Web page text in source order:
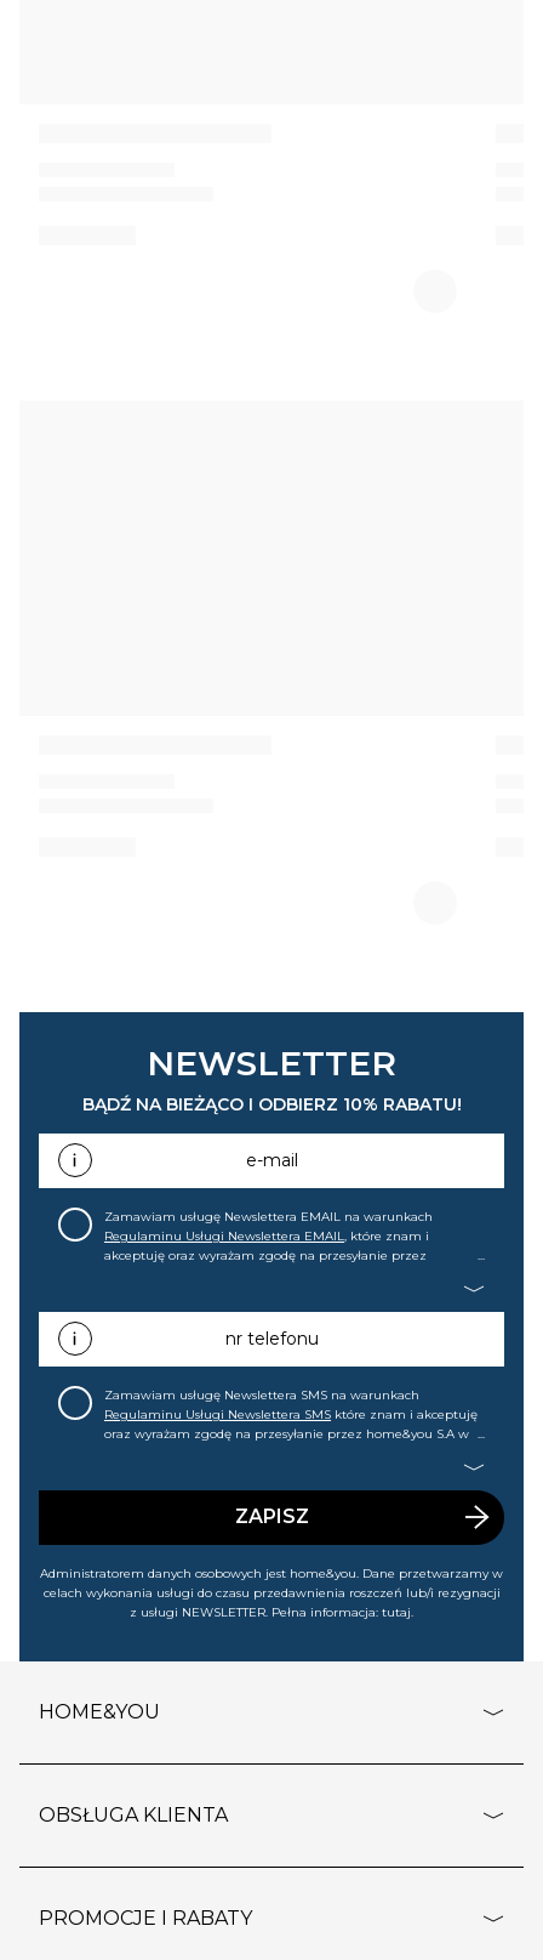
NEWSLETTER
BĄDŹ NA BIEŻĄCO I ODBIERZ 10% RABATU!
e-mail
Zamawiam usługę Newslettera EMAIL na warunkach
Regulaminu Usługi Newslettera EMAIL, które znam i
akceptuję oraz wyrażam zgodę na przesyłanie przez
promocjach, wyprzedażach). Wiem, że mogę tę zgodę w
każdej chwili cofnąć.nr telefonu
Zamawiam usługę Newslettera SMS na warunkach
Regulaminu Usługi Newslettera SMS które znam i akceptuję
oraz wyrażam zgodę na przesyłanie przez home&you S.A w
wyprzedażach). Wiem, że mogę tę zgodę w każdej chwili
ZAPISZ
Administratorem danych osobowych jest home&you. Dane przetwarzamy w
celach wykonania usługi do czasu przedawnienia roszczeń lub/i rezygnacji
z usługi NEWSLETTER. Pełna informacja: tutaj.
HOME&YOU
o firmie
polityka prywatności
OBSŁUGA KLIENTA
dostawy i płatność
PROMOCJE I RABATY